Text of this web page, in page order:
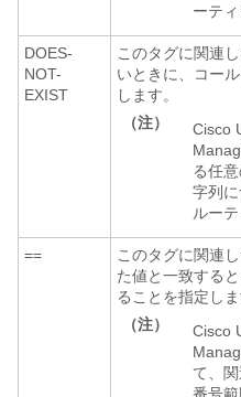
ーテ
DOES-
NOT-
EXIST
このタグに関連
いときに、コー
します。
（注）
Cisco
る任
字列
ルー
==
このタグに関連
た値と一致する
ることを指定しま
（注）
Cisco
て、